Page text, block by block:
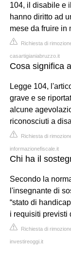
104, il disabile e
hanno diritto ad
mese da fruire in
Richiesta di
casartigianiabruzzo.it
Cosa significa
Legge 104,
grave e se
alcune
riconosciuti a
Richiesta di
informazionefiscale.it
Chi ha il
Secondo la
l'insegnante di
“stato di
i requisiti previsti
Richiesta di
investireoggi.it